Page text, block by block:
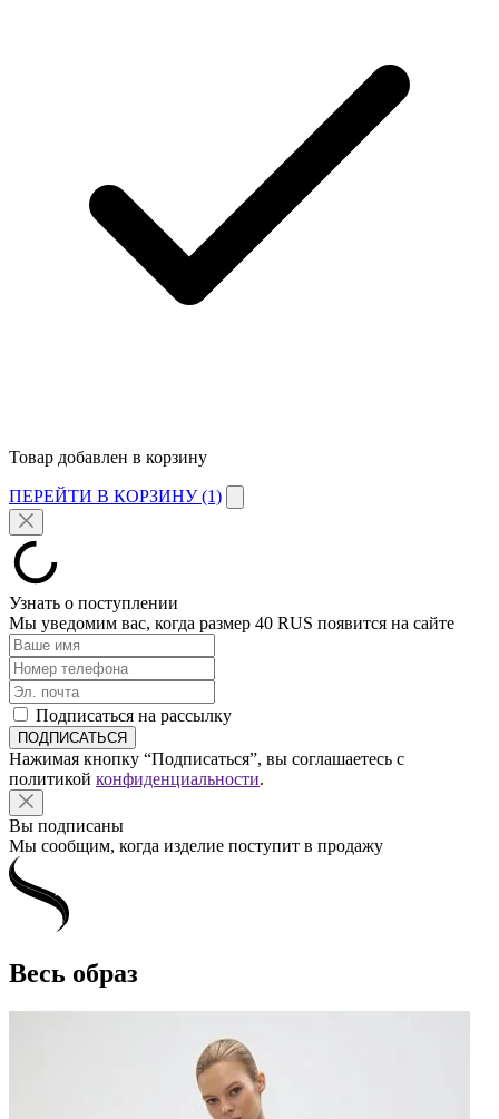
Товар добавлен в корзину
ПЕРЕЙТИ В КОРЗИНУ (1)
Узнать о поступлении
Мы уведомим вас, когда размер 40 RUS появится на сайте
Подписаться на рассылку
Нажимая кнопку “Подписаться”, вы соглашаетесь с
политикой конфиденциальности.
Вы подписаны
Мы сообщим, когда изделие поступит в продажу
Весь образ